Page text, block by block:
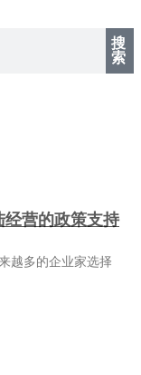
搜
索
营的政策支持
越多的企业家选择